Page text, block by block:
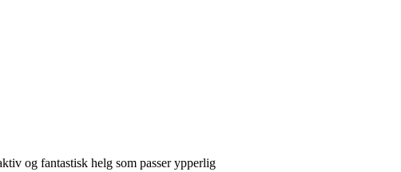
og fantastisk helg som passer ypperlig